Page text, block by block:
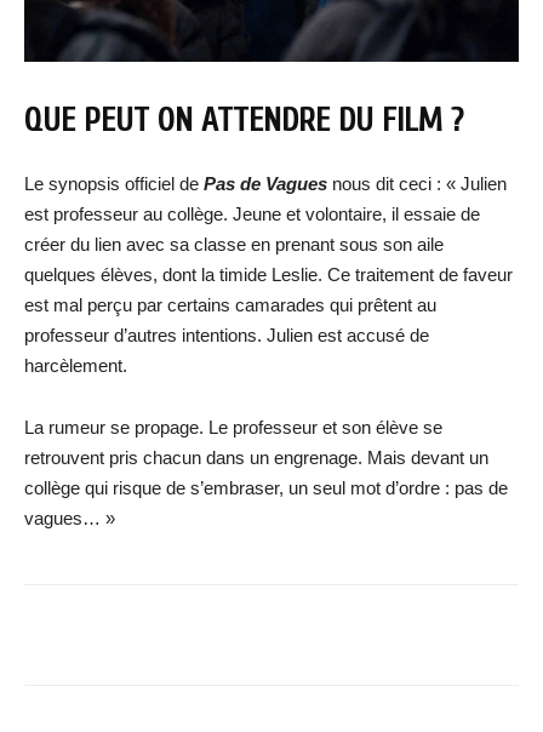
QUE PEUT ON ATTENDRE DU FILM ?
Le synopsis officiel de Pas de Vagues nous dit ceci : « Julien
est professeur au collège. Jeune et volontaire, il essaie de
créer du lien avec sa classe en prenant sous son aile
quelques élèves, dont la timide Leslie. Ce traitement de faveur
est mal perçu par certains camarades qui prêtent au
professeur d’autres intentions. Julien est accusé de
harcèlement.
La rumeur se propage. Le professeur et son élève se
retrouvent pris chacun dans un engrenage. Mais devant un
collège qui risque de s’embraser, un seul mot d’ordre : pas de
vagues… »